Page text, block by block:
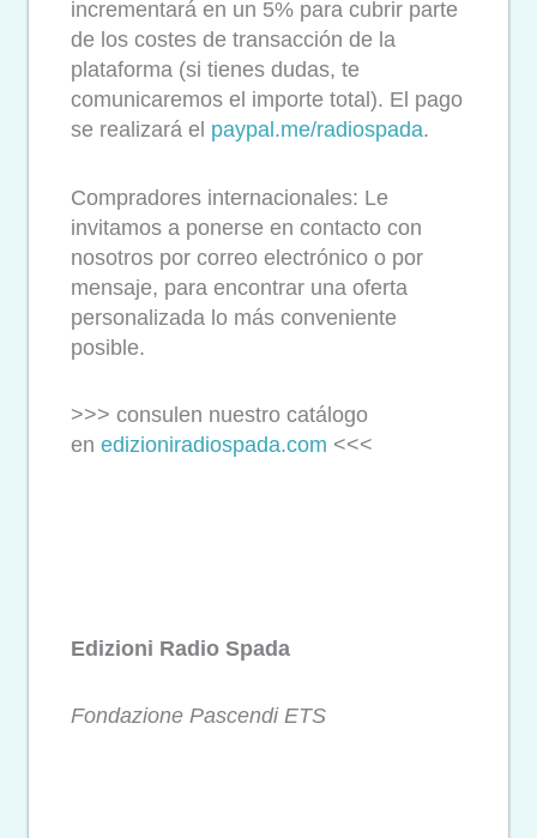
incrementará en un 5% para cubrir parte
de los costes de transacción de la
plataforma (si tienes dudas, te
comunicaremos el importe total). El pago
se realizará el paypal.me/radiospada.
Compradores internacionales: Le
invitamos a ponerse en contacto con
nosotros por correo electrónico o por
mensaje, para encontrar una oferta
personalizada lo más conveniente
posible.
>>> consulen nuestro catálogo
en edizioniradiospada.com <<<
Edizioni Radio Spada
Fondazione Pascendi ETS